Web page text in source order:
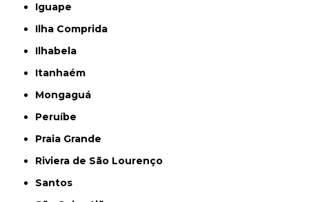
Iguape
Ilha Comprida
Ilhabela
Itanhaém
Mongaguá
Peruíbe
Praia Grande
Riviera de São Lourenço
Santos